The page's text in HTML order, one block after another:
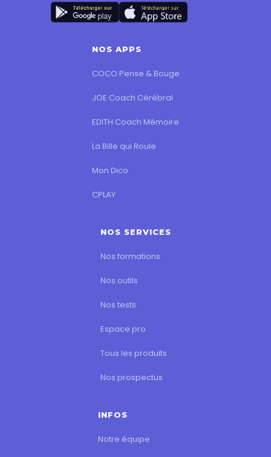
NOS APPS
COCO Pense & Bouge
JOE Coach Cérébral
EDITH Coach Mémoire
La Bille qui Roule
Mon Dico
CPLAY
NOS SERVICES
Nos formations
Nos outils
Nos tests
Espace pro
Tous les produits
Nos prospectus
INFOS
Notre équipe